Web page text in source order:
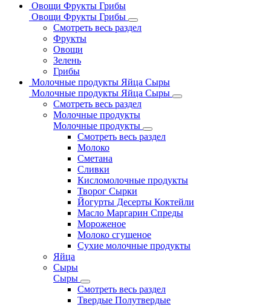
Овощи Фрукты Грибы
Овощи Фрукты Грибы
Смотреть весь раздел
Фрукты
Овощи
Зелень
Грибы
Молочные продукты Яйца Сыры
Молочные продукты Яйца Сыры
Смотреть весь раздел
Молочные продукты
Молочные продукты
Смотреть весь раздел
Молоко
Сметана
Сливки
Кисломолочные продукты
Творог Сырки
Йогурты Десерты Коктейли
Масло Маргарин Спреды
Мороженое
Молоко сгущеное
Сухие молочные продукты
Яйца
Сыры
Сыры
Смотреть весь раздел
Твердые Полутвердые